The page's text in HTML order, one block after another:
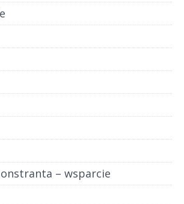
– wsparcie